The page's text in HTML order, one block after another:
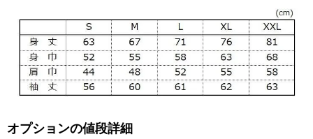
オプションの値段詳細